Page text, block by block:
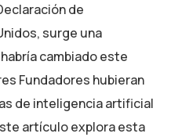
de
surge una
cambiado este
Fundadores hubieran
de inteligencia artificial
artículo explora esta